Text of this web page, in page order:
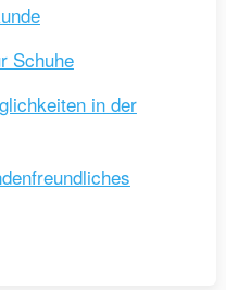
Schuhe
in der